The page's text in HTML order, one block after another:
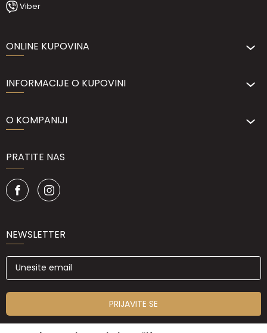
Viber
ONLINE KUPOVINA
INFORMACIJE O KUPOVINI
O KOMPANIJI
PRATITE NAS
NEWSLETTER
PRIJAVITE SE